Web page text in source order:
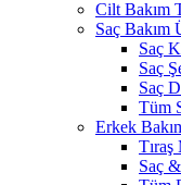
Cilt Bakım
Saç Bakım
Saç
Saç
Saç
Tüm
Erkek
Tıraş
Saç